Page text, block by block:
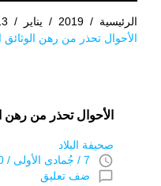
الرئيسية /
2019
/ يناير /
الأحوال تحذر من رهن الوثائق
الأحوال تحذر من رهن
صحيفة البلاد
access_time 7 / جُمادى اﻷولى / 1440 هـ 13 يناير 2019
chat_bubble_outline ضف تعليق